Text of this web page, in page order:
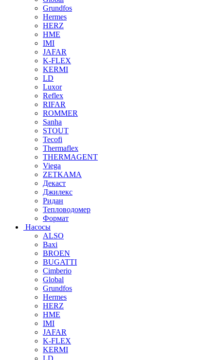
Grundfos
Hermes
HERZ
HME
IMI
JAFAR
K-FLEX
KERMI
LD
Luxor
Reflex
RIFAR
ROMMER
Sanha
STOUT
Tecofi
Thermaflex
THERMAGENT
Viega
ZETKAMA
Декаст
Джилекс
Ридан
Тепловодомер
Формат
Насосы
ALSO
Baxi
BROEN
BUGATTI
Cimberio
Global
Grundfos
Hermes
HERZ
HME
IMI
JAFAR
K-FLEX
KERMI
LD